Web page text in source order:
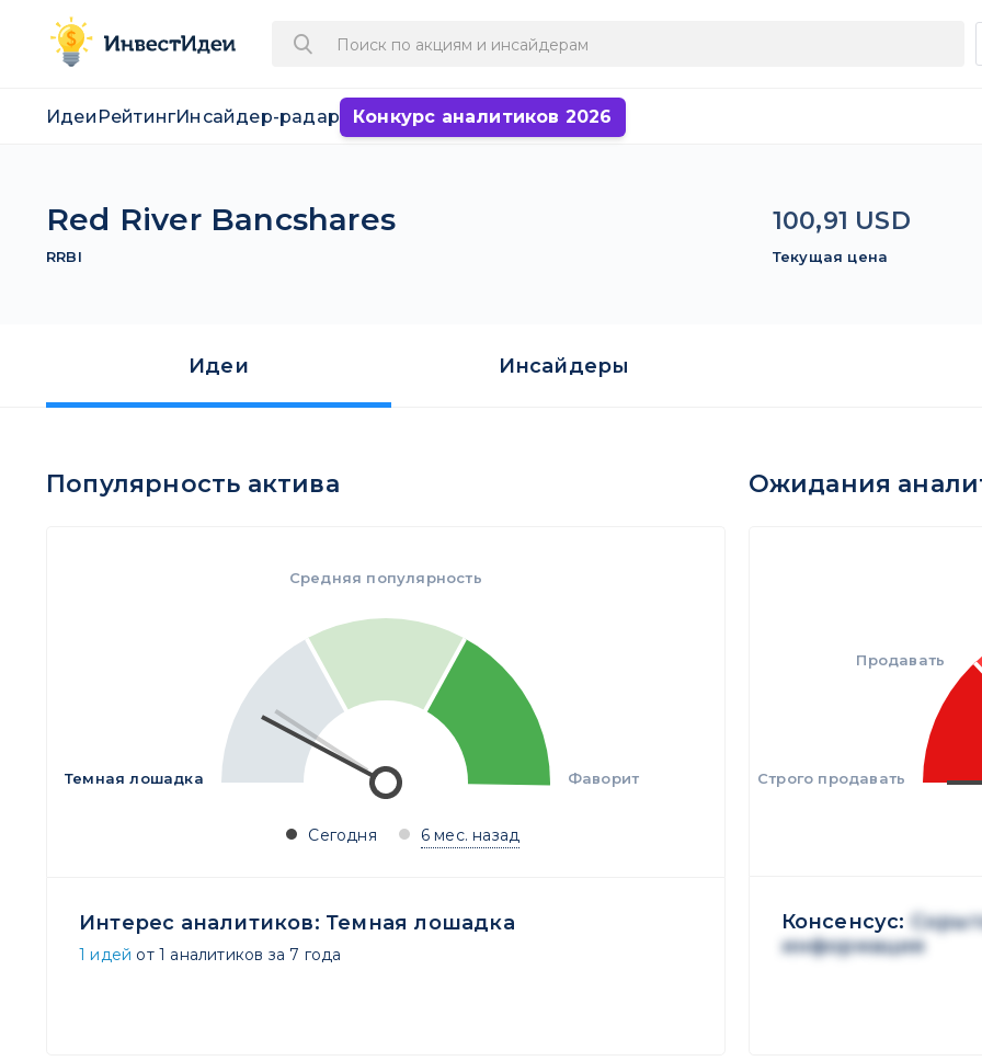
Идеи РейтингИнсайдер-радар Конкурс аналитиков 2026
Red River Bancshares
RRBI
100,91 USD
Текущая цена
Идеи Инсайдеры
Популярность актива
Темная лошадка Фаворит
Средняя популярность
Сегодня 6 мес. назад
Интерес аналитиков: Темная лошадка
1 идей от 1 аналитиков за 7 года
Ожидания
Строго продавать
Продавать
Консенсус:
информация